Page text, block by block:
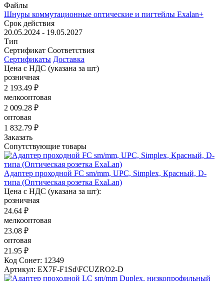
Файлы
Шнуры коммутационные оптические и пигтейлы Exalan+
Срок действия
20.05.2024 - 19.05.2027
Тип
Сертификат Соответствия
Сертификаты Доставка
Цена с НДС (указана за шт)
розничная
2 193.49 ₽
мелкооптовая
2 009.28 ₽
оптовая
1 832.79 ₽
Заказать
Сопутствующие товары
Адаптер проходной FC sm/mm, UPC, Simplex, Красный, D-
типа (Оптическая розетка ExaLan)
Цена с НДС (указана за шт):
розничная
24.64 ₽
мелкооптовая
23.08 ₽
оптовая
21.95 ₽
Код Сонет: 12349
Артикул: EX7F-F1Sd\FCUZRO2-D